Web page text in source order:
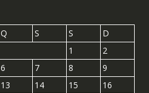
Q S S
D
1
2
6 7 8
9
13 14 15
16